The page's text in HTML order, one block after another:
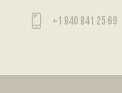
+1 840 841 25 69